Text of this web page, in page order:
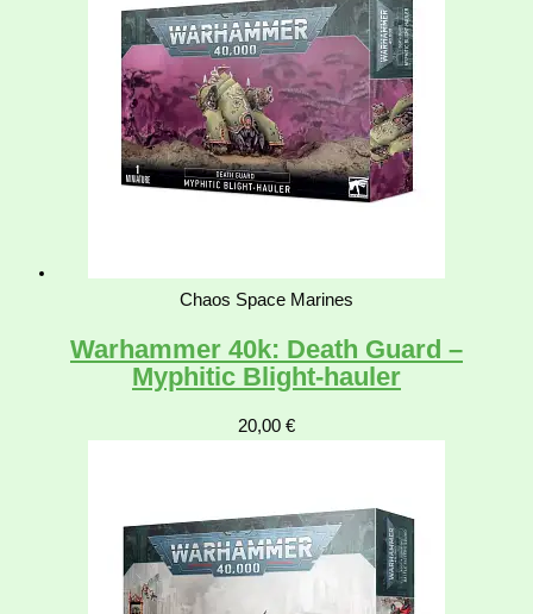
Chaos Space Marines
Warhammer 40k: Death Guard –
Myphitic Blight-hauler
20,00 €